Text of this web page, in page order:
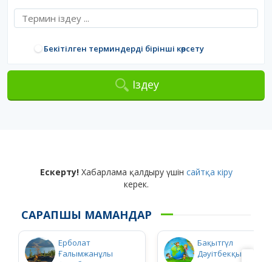
Бекітілген терминдерді бірінші көрсету
Іздеу
Ескерту!Хабарлама қалдыру үшін сайтқа кіру
керек.
САРАПШЫ МАМАНДАР
Ерболат
Ғалымжанұлы
Бақытгүл
Дәуітбекқызы